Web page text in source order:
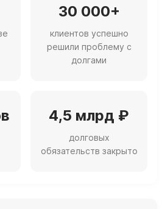
30 000+
клиентов успешно
решили проблему с
долгами
4,5 млрд ₽
долговых
обязательств закрыто